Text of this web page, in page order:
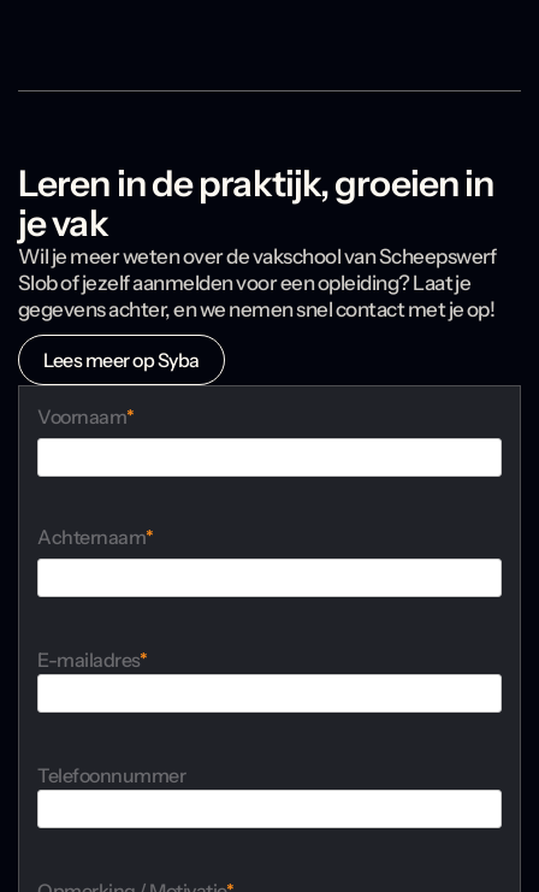
Leren in de praktijk, groeien in
je vak
Wil je meer weten over de vakschool van Scheepswerf
Slob of jezelf aanmelden voor een opleiding? Laat je
gegevens achter, en we nemen snel contact met je op!
Lees meer op Syba
Voornaam*
Achternaam*
E-mailadres*
Telefoonnummer